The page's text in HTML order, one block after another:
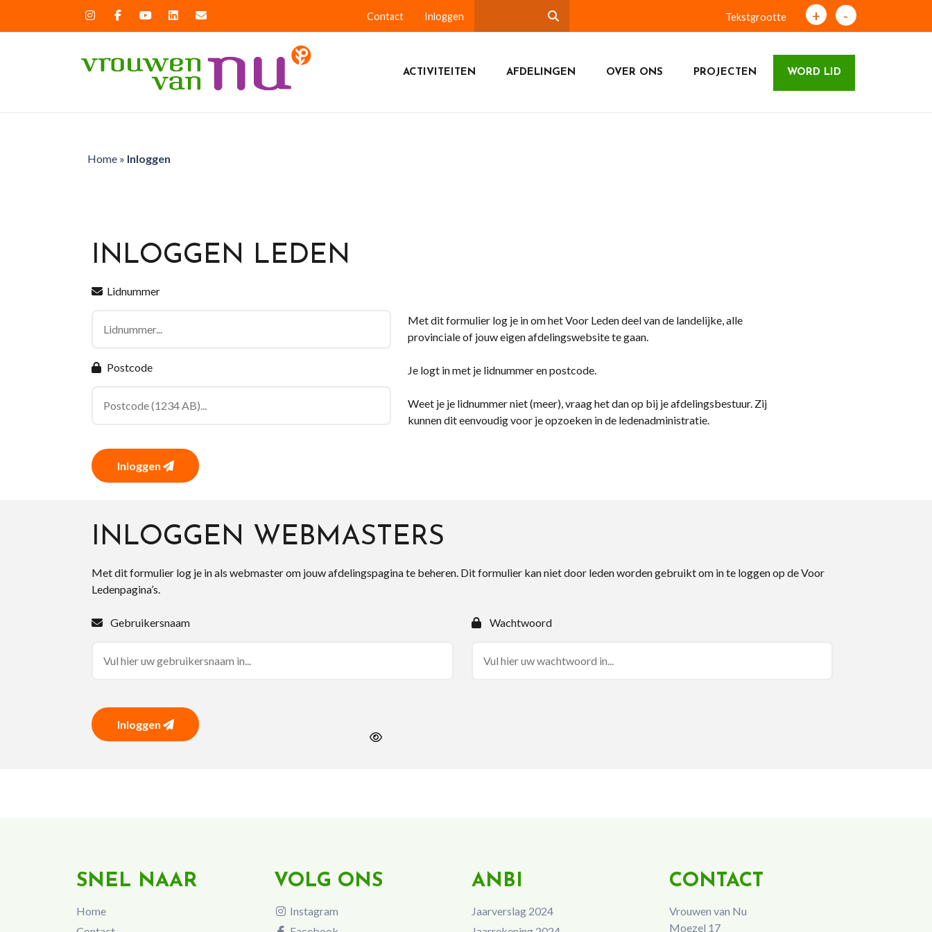
Contact Inloggen Tekstgrootte + -
ACTIVITEITEN AFDELINGEN OVER ONS PROJECTEN WORD LID
Home» Inloggen
INLOGGEN LEDEN
Lidnummer
Postcode
Inloggen
Met dit formulier log je in om het Voor Leden deel van de landelijke, alle
provinciale of jouw eigen afdelingswebsite te gaan.
Je logt in met je lidnummer en postcode.
Weet je je lidnummer niet (meer), vraag het dan op bij je afdelingsbestuur. Zij
kunnen dit eenvoudig voor je opzoeken in de ledenadministratie.
INLOGGEN WEBMASTERS
Met dit formulier log je in als webmaster om jouw afdelingspagina te beheren. Dit formulier kan niet door leden worden gebruikt om in te loggen op de Voor
Ledenpagina’s.
Gebruikersnaam Wachtwoord
Inloggen
SNEL NAAR
Home
VOLG ONS
Instagram
ANBI
Jaarverslag 2024
CONTACT
Vrouwen van Nu
Moezel 17